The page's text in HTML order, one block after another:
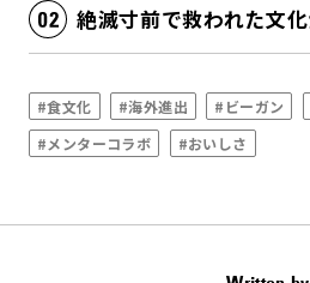
#食文化 #海外進出 #ビーガン
#メンターコラボ
#おいしさ